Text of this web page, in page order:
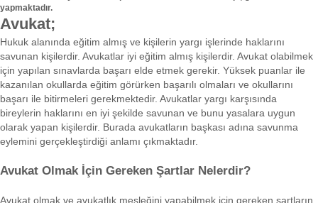
yapmaktadır.
Avukat;
Hukuk alanında eğitim almış ve kişilerin yargı işlerinde haklarını
savunan kişilerdir. Avukatlar iyi eğitim almış kişilerdir. Avukat olabilmek
için yapılan sınavlarda başarı elde etmek gerekir. Yüksek puanlar ile
kazanılan okullarda eğitim görürken başarılı olmaları ve okullarını
başarı ile bitirmeleri gerekmektedir. Avukatlar yargı karşısında
bireylerin haklarını en iyi şekilde savunan ve bunu yasalara uygun
olarak yapan kişilerdir. Burada avukatların başkası adına savunma
eylemini gerçekleştirdiği anlamı çıkmaktadır.
Avukat Olmak İçin Gereken Şartlar Nelerdir?
Avukat olmak ve avukatlık mesleğini yapabilmek için gereken şartların